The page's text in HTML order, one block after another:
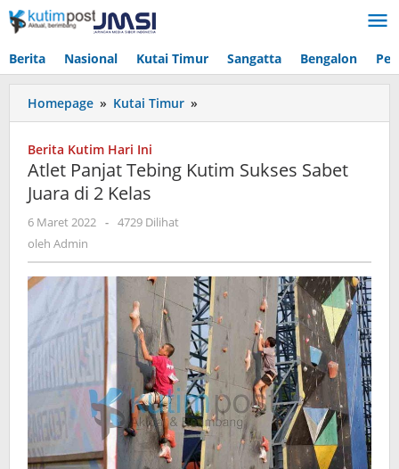
Lewati
ke
Berita Nasional Kutai Timur Sangatta Bengalon
Homepage » Kutai Timur »
Panjat
Sukses
Berita Kutim Hari Ini
Atlet Panjat Tebing Kutim Sukses Sabet
Juara di 2 Kelas
6 Maret 2022 oleh
- 4729 Dilihat
oleh Admin